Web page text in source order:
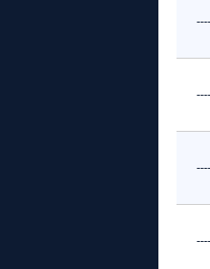
----
----
----
----